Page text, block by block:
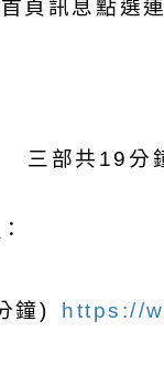
頁訊息點選
三部共 19分
：
鐘) https://